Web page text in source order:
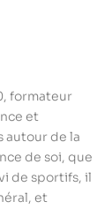
formateur
et
autour de la
de soi, que
de sportifs, il
et